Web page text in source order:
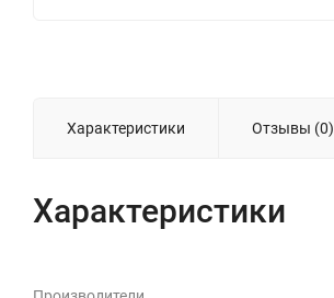
Характеристики Отзывы (0)
Характеристики